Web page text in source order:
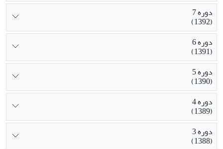
دوره 7
(1392)
دوره 6
(1391)
دوره 5
(1390)
دوره 4
(1389)
دوره 3
(1388)